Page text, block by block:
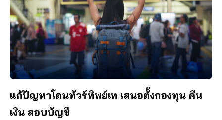
แก้ปัญหาโดนทัวร์ทิพย์เท เสนอตั้งกองทุน คืน
เงิน สอบบัญชี